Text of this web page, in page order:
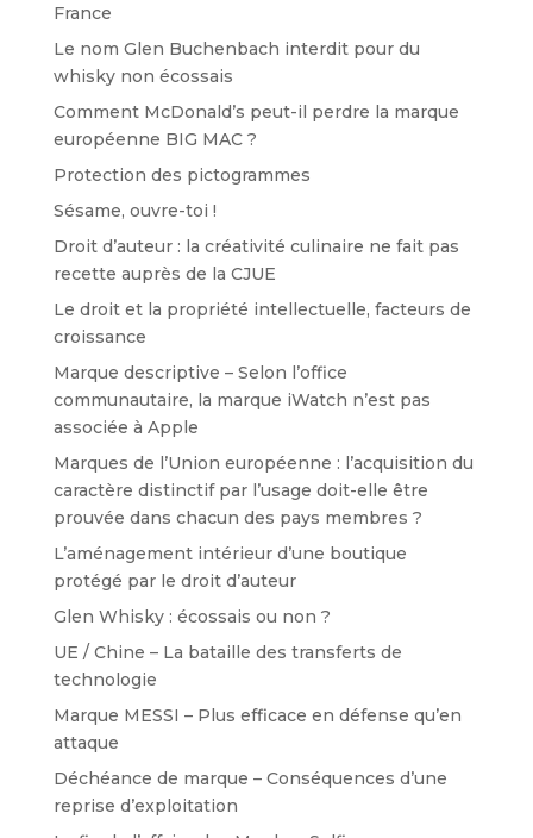
France
Le nom Glen Buchenbach interdit pour du
whisky non écossais
Comment McDonald’s peut-il perdre la marque
européenne BIG MAC ?
Protection des pictogrammes
Sésame, ouvre-toi !
Droit d’auteur : la créativité culinaire ne fait pas
recette auprès de la CJUE
Le droit et la propriété intellectuelle, facteurs de
croissance
Marque descriptive – Selon l’office
communautaire, la marque iWatch n’est pas
associée à Apple
Marques de l’Union européenne : l’acquisition du
caractère distinctif par l’usage doit-elle être
prouvée dans chacun des pays membres ?
L’aménagement intérieur d’une boutique
protégé par le droit d’auteur
Glen Whisky : écossais ou non ?
UE / Chine – La bataille des transferts de
technologie
Marque MESSI – Plus efficace en défense qu’en
attaque
Déchéance de marque – Conséquences d’une
reprise d’exploitation